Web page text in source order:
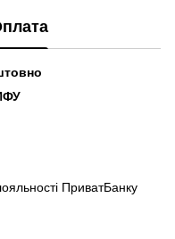
ПриватБанку